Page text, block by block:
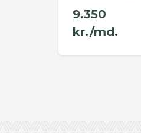
9.350
kr./md.